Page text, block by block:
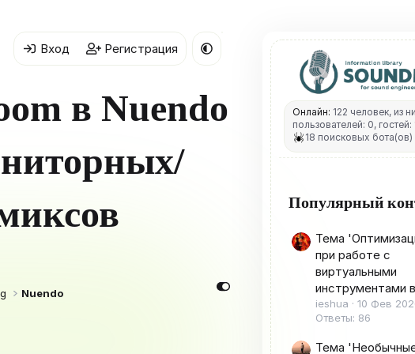
Вход Регистрация
в Nuendo
Nuendo
Онлайн: 122 человек, из
пользователей: 0, гостей:
18 поисковых бота(ов)
Популярный
Тема
при работе с
виртуальными
инструментами
ieshua
10 Фев
Ответы: 86
Тема